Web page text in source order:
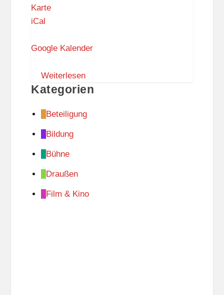
KarteR
s
a
a
e
L
n
k
i
iCal
Google Kalender
Weiterlesen
Kategorien
Beteiligung
Bildung
Bühne
Draußen
Film & Kino